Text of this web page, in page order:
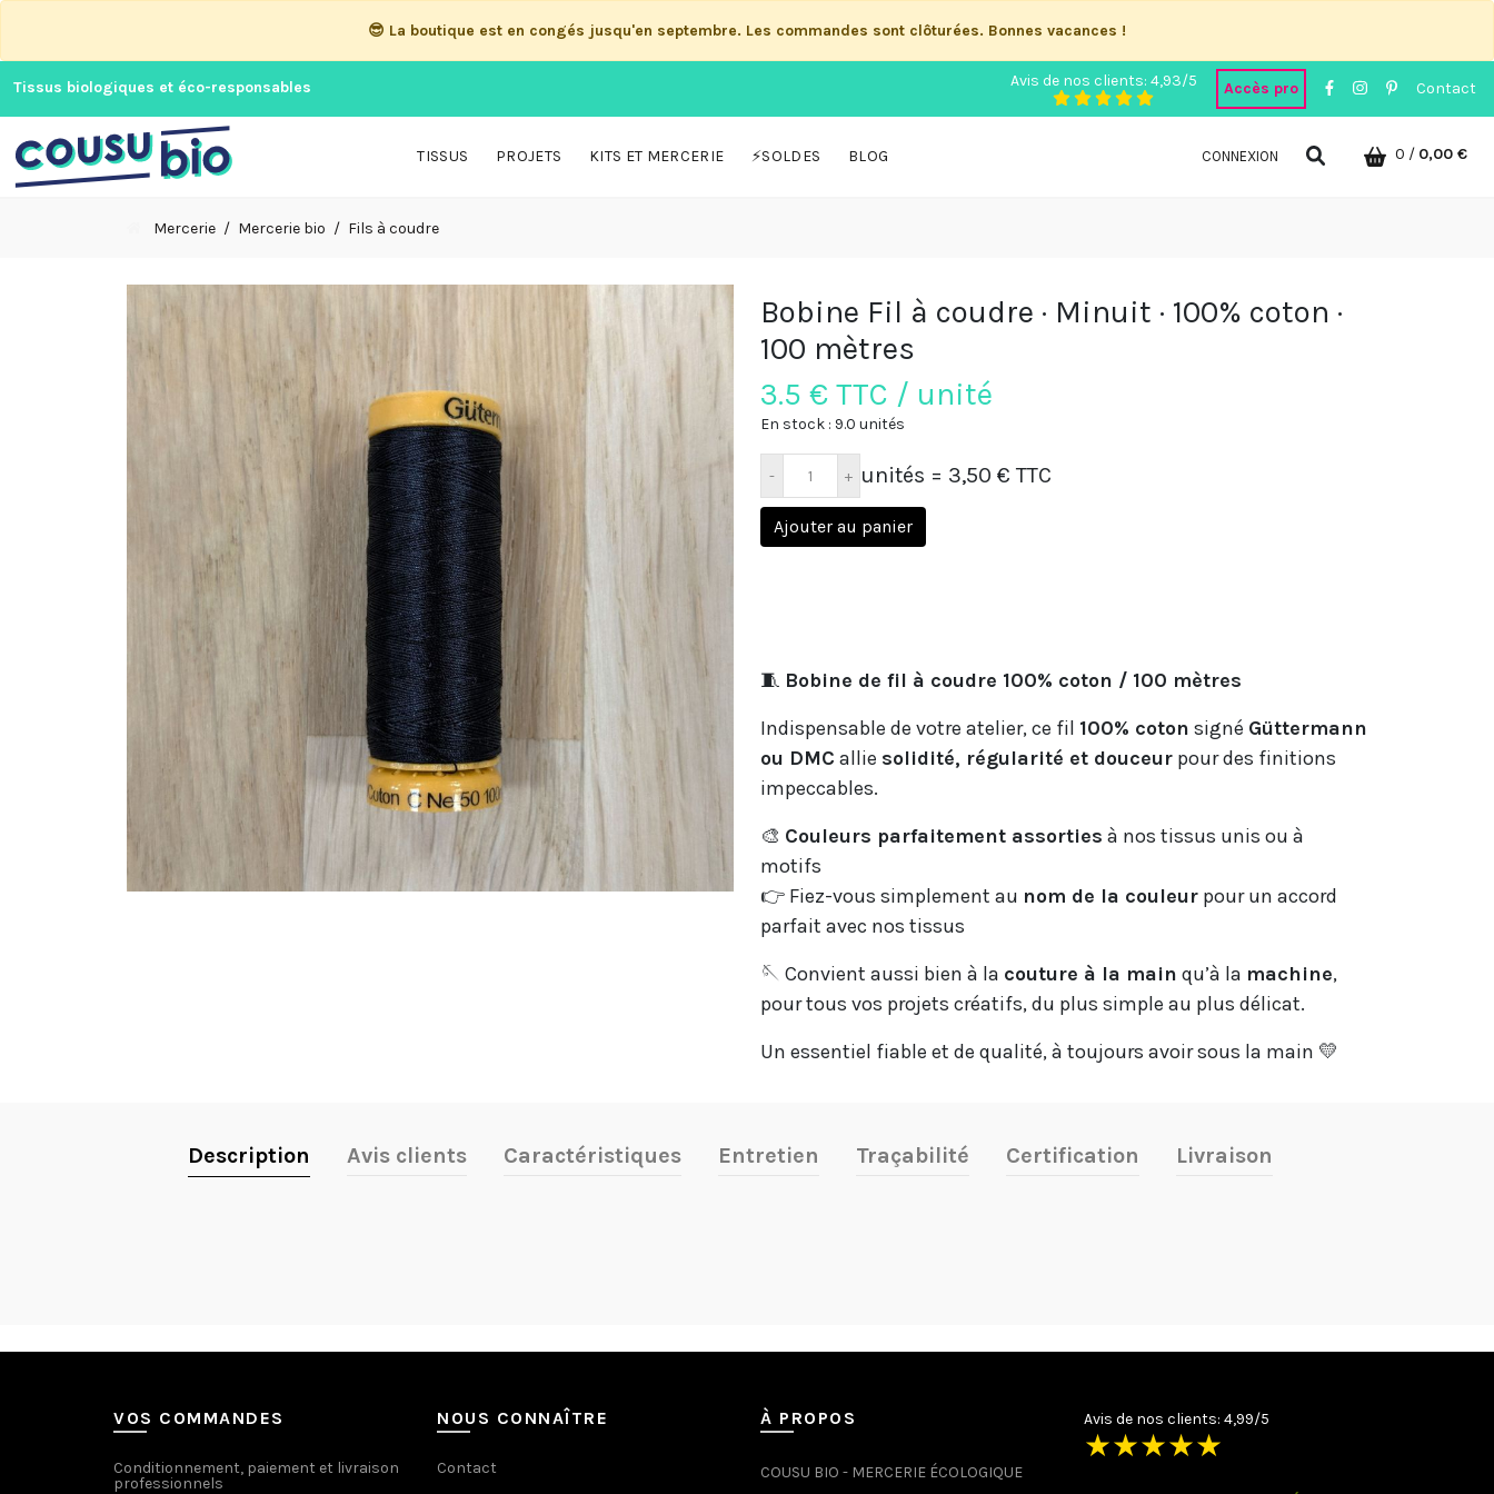
😎 La boutique est en congés jusqu'en septembre. Les commandes sont clôturées. Bonnes vacances !
Tissus biologiques et éco-responsables Avis de nos clients: 4,93/5 Accès pro Contact
TISSUS PROJETS KITS ET MERCERIE ⚡SOLDES BLOG CONNEXION 0 / 0,00 €
Mercerie Mercerie bio Fils à coudre
Bobine Fil à coudre · Minuit · 100% coton ·
100 mètres
3.5 € TTC / unité
En stock : 9.0 unités
unités = 3,50 € TTC
Ajouter au panier
🧵 Bobine de fil à coudre 100% coton / 100 mètres
Indispensable de votre atelier, ce fil 100% coton signé Güttermann
ou DMC allie solidité, régularité et douceur pour des finitions
impeccables.
🎨 Couleurs parfaitement assorties à nos tissus unis ou à
motifs
👉 Fiez-vous simplement au nom de la couleur pour un accord
parfait avec nos tissus
🪡 Convient aussi bien à la couture à la main qu’à la machine,
pour tous vos projets créatifs, du plus simple au plus délicat.
Un essentiel fiable et de qualité, à toujours avoir sous la main 💛
Description Avis clients Caractéristiques Entretien Traçabilité Certification Livraison
VOS COMMANDES
Conditionnement, paiement et livraison
professionnels
NOUS CONNAÎTRE
Contact
À PROPOS
COUSU BIO - MERCERIE ÉCOLOGIQUE
Avis de nos clients: 4,99/5
★★★★★